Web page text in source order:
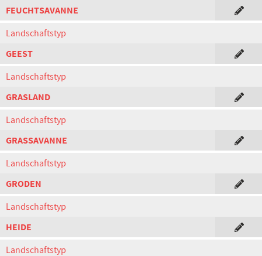
FEUCHTSAVANNE
Landschaftstyp
GEEST
Landschaftstyp
GRASLAND
Landschaftstyp
GRASSAVANNE
Landschaftstyp
GRODEN
Landschaftstyp
HEIDE
Landschaftstyp